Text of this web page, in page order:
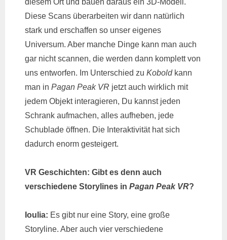
diesem Ort und bauen daraus ein 3D-Modell.
Diese Scans überarbeiten wir dann natürlich
stark und erschaffen so unser eigenes
Universum. Aber manche Dinge kann man auch
gar nicht scannen, die werden dann komplett von
uns entworfen. Im Unterschied zu Kobold kann
man in Pagan Peak VR jetzt auch wirklich mit
jedem Objekt interagieren, Du kannst jeden
Schrank aufmachen, alles aufheben, jede
Schublade öffnen. Die Interaktivität hat sich
dadurch enorm gesteigert.
VR Geschichten: Gibt es denn auch
verschiedene Storylines in Pagan Peak VR?
Ioulia: Es gibt nur eine Story, eine große
Storyline. Aber auch vier verschiedene